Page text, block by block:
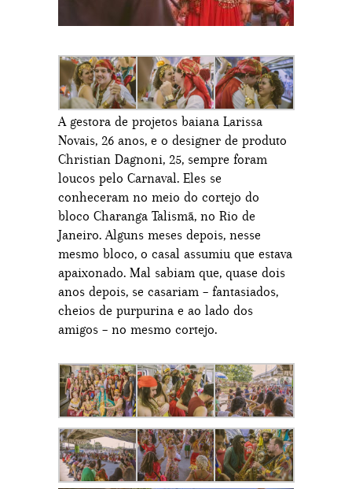
A gestora de projetos baiana Larissa
Novais, 26 anos, e o designer de produto
Christian Dagnoni, 25, sempre foram
loucos pelo Carnaval. Eles se
conheceram no meio do cortejo do
bloco Charanga Talismã, no Rio de
Janeiro. Alguns meses depois, nesse
mesmo bloco, o casal assumiu que estava
apaixonado. Mal sabiam que, quase dois
anos depois, se casariam – fantasiados,
cheios de purpurina e ao lado dos
amigos – no mesmo cortejo.